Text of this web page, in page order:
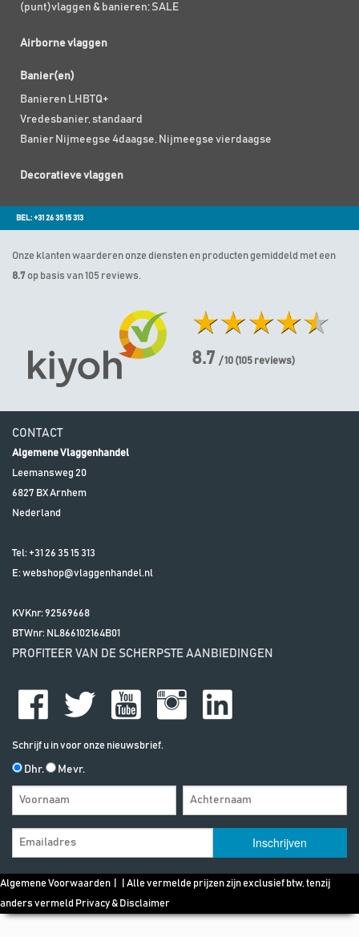
(punt)vlaggen & banieren; SALE
Airborne vlaggen
Banier(en)
Banieren LHBTQ+
Vredesbanier, standaard
Banier Nijmeegse 4daagse, Nijmeegse vierdaagse
Decoratieve vlaggen
BEL: +31 26 35 15 313
Onze klanten waarderen onze diensten en producten gemiddeld met een
8.7 op basis van 105 reviews.
8.7 / 10 (105 reviews)
CONTACT
Algemene Vlaggenhandel
Leemansweg 20
6827 BXArnhem
Nederland
Tel: +31 26 35 15 313
E:webshop@vlaggenhandel.nl
KVKnr: 92569668
BTWnr: NL866102164B01
PROFITEER VAN DE SCHERPSTE AANBIEDINGEN
Schrijf u in voor onze nieuwsbrief.
Dhr. Mevr.
Algemene Voorwaarden | | Alle vermelde prijzen zijn exclusief btw, tenzij
anders vermeld Privacy & Disclaimer